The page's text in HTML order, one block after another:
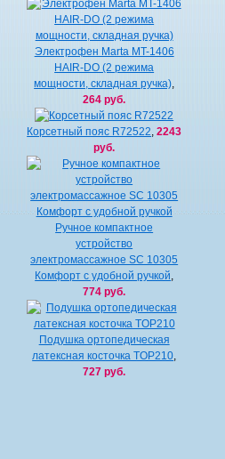
Электрофен Marta MT-1406
HAIR-DO (2 режима
мощности, складная ручка)
264 руб.
Корсетный пояс R72522 ,2243
руб.
Ручное компактное
устройство
электромассажное SC 10305
Комфорт с удобной ручкой
774 руб.
Подушка ортопедическая
латексная косточка TOP210
727 руб.